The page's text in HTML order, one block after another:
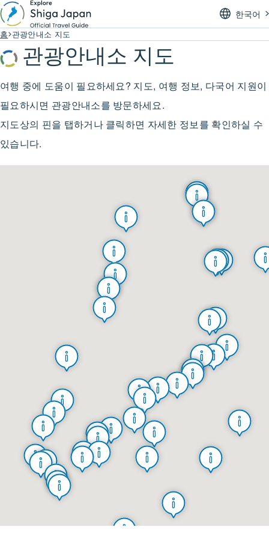
한국어
홈 관광안내소 지도
관광안내소 지도
여행 중에 도움이 필요하세요? 지도, 여행 정보, 다국어 지원이
필요하시면 관광안내소를 방문하세요.
지도상의 핀을 탭하거나 클릭하면 자세한 정보를 확인하실 수
있습니다.